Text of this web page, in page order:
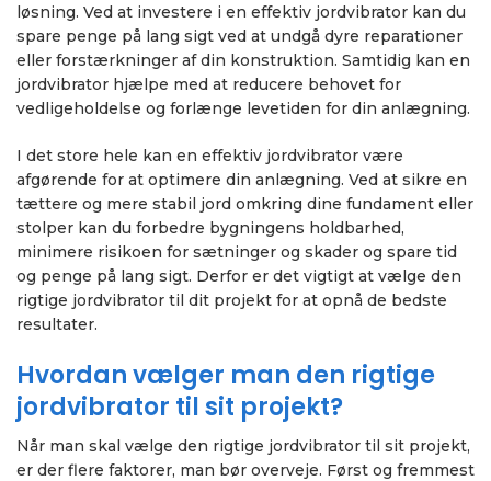
løsning. Ved at investere i en effektiv jordvibrator kan du
spare penge på lang sigt ved at undgå dyre reparationer
eller forstærkninger af din konstruktion. Samtidig kan en
jordvibrator hjælpe med at reducere behovet for
vedligeholdelse og forlænge levetiden for din anlægning.
I det store hele kan en effektiv jordvibrator være
afgørende for at optimere din anlægning. Ved at sikre en
tættere og mere stabil jord omkring dine fundament eller
stolper kan du forbedre bygningens holdbarhed,
minimere risikoen for sætninger og skader og spare tid
og penge på lang sigt. Derfor er det vigtigt at vælge den
rigtige jordvibrator til dit projekt for at opnå de bedste
resultater.
Hvordan vælger man den rigtige
jordvibrator til sit projekt?
Når man skal vælge den rigtige jordvibrator til sit projekt,
er der flere faktorer, man bør overveje. Først og fremmest